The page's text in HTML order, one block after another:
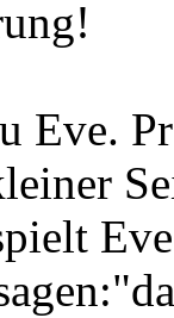
Eve.